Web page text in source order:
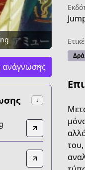
↓
title/df9be021-